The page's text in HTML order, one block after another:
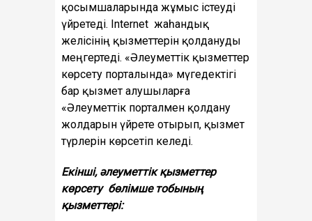
қосымшаларында жұмыс істеуді
үйретеді. Internet жаһандық
желісінің қызметтерін қолдануды
меңгертеді. «Әлеуметтік қызметтер
көрсету порталында» мүгедектігі
бар қызмет алушыларға
«Әлеуметтік порталмен қолдану
жолдарын үйрете отырып, қызмет
түрлерін көрсетіп келеді.
Екінші, әлеуметтік қызметтер
көрсету бөлімше тобының
қызметтері: